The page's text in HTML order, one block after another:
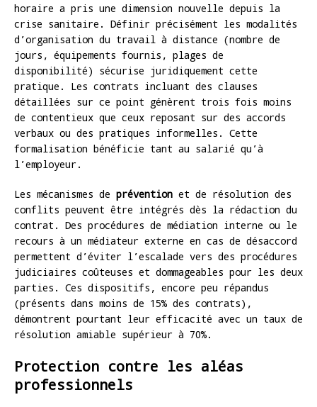
horaire a pris une dimension nouvelle depuis la
crise sanitaire. Définir précisément les modalités
d’organisation du travail à distance (nombre de
jours, équipements fournis, plages de
disponibilité) sécurise juridiquement cette
pratique. Les contrats incluant des clauses
détaillées sur ce point génèrent trois fois moins
de contentieux que ceux reposant sur des accords
verbaux ou des pratiques informelles. Cette
formalisation bénéficie tant au salarié qu’à
l’employeur.
Les mécanismes de prévention et de résolution des
conflits peuvent être intégrés dès la rédaction du
contrat. Des procédures de médiation interne ou le
recours à un médiateur externe en cas de désaccord
permettent d’éviter l’escalade vers des procédures
judiciaires coûteuses et dommageables pour les deux
parties. Ces dispositifs, encore peu répandus
(présents dans moins de 15% des contrats),
démontrent pourtant leur efficacité avec un taux de
résolution amiable supérieur à 70%.
Protection contre les aléas
professionnels